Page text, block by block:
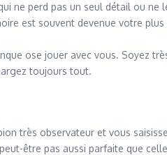
ne perd pas un seul détail ou
est souvent devenue votre
ose jouer avec vous. Soyez
toujours tout.
très observateur et vous
être pas aussi parfaite que